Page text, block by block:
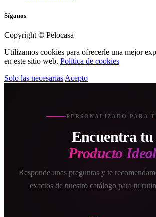
Síganos
Copyright © Pelocasa
Utilizamos cookies para ofrecerle una mejor
en este sitio web. Política de cookies
Solo las necesarias Acepto
PERSONALIZADO PARA
Encuentra tu
Producto Ideal
Responde unas preguntas y te
exactos de nuestro catálogo para tu